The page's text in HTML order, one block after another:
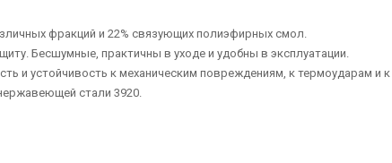
фракций и 22% связующих полиэфирных смол.
Бесшумные, практичны в уходе и удобны в эксплуатации.
и устойчивость к механическим повреждениям, к термоударам и
стали 3920.